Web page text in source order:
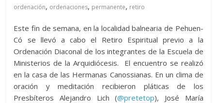
ordenación, ordenaciones, permanente, retiro
Este fin de semana, en la localidad balnearia de Pehuen-
Có se llevó a cabo el Retiro Espiritual previo a la
Ordenación Diaconal de los integrantes de la Escuela de
Ministerios de la Arquidiócesis. El encuentro se realizó
en la casa de las Hermanas Canossianas. En un clima de
oración y meditación recibieron pláticas de los
Presbíteros Alejandro Lich (@pretetop), José María